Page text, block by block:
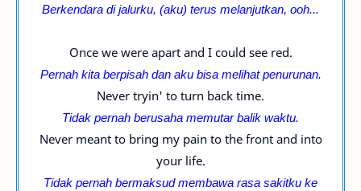
Berkendara di jalurku, (aku) terus melanjutkan, ooh...
Once we were apart and I could see red.
Pernah kita berpisah dan aku bisa melihat penurunan.
Never tryin' to turn back time.
Tidak pernah berusaha memutar balik waktu.
Never meant to bring my pain to the front and into
your life.
Tidak pernah bermaksud membawa rasa sakitku ke